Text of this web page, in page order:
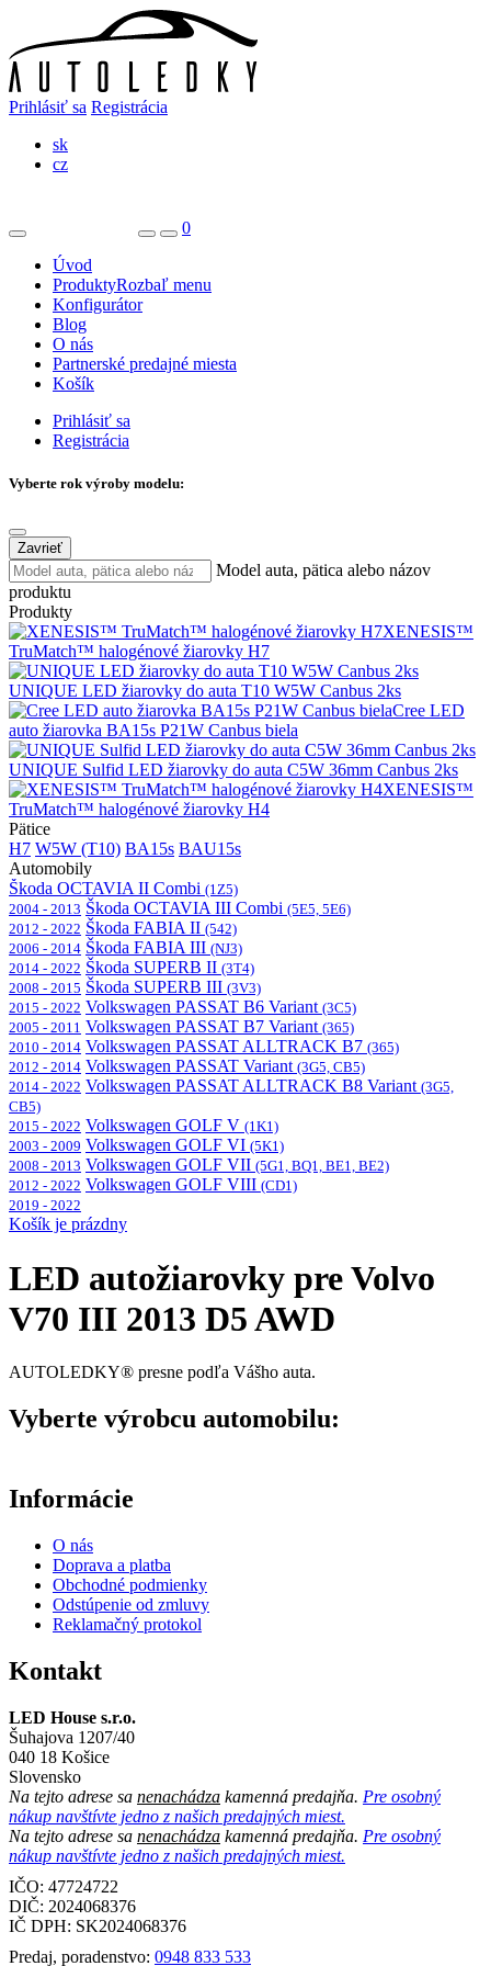
Prihlásiť sa Registrácia
sk
cz
0
Úvod
ProduktyRozbaľ menu
Konfigurátor
Blog
O nás
Partnerské predajné miesta
Košík
Prihlásiť sa
Registrácia
Vyberte rok výroby modelu:
Zavrieť
Model auta, pätica alebo názov
produktu
Produkty
XENESIS™
TruMatch™ halogénové žiarovky H7
UNIQUE LED žiarovky do auta T10 W5W Canbus 2ks
Cree LED
auto žiarovka BA15s P21W Canbus biela
UNIQUE Sulfid LED žiarovky do auta C5W 36mm Canbus 2ks
XENESIS™
TruMatch™ halogénové žiarovky H4
Pätice
H7 W5W (T10) BA15s BAU15s
Automobily
Škoda OCTAVIA II Combi (1Z5)
2004 - 2013 Škoda OCTAVIA III Combi (5E5, 5E6)
2012 - 2022 Škoda FABIA II (542)
2006 - 2014 Škoda FABIA III (NJ3)
2014 - 2022 Škoda SUPERB II (3T4)
2008 - 2015 Škoda SUPERB III (3V3)
2015 - 2022 Volkswagen PASSAT B6 Variant (3C5)
2005 - 2011 Volkswagen PASSAT B7 Variant (365)
2010 - 2014 Volkswagen PASSAT ALLTRACK B7 (365)
2012 - 2014 Volkswagen PASSAT Variant (3G5, CB5)
2014 - 2022 Volkswagen PASSAT ALLTRACK B8 Variant (3G5,
CB5)
2015 - 2022 Volkswagen GOLF V (1K1)
2003 - 2009 Volkswagen GOLF VI (5K1)
2008 - 2013 Volkswagen GOLF VII (5G1, BQ1, BE1, BE2)
2012 - 2022 Volkswagen GOLF VIII (CD1)
2019 - 2022
Košík je prázdny
LED autožiarovky pre Volvo
V70 III 2013 D5 AWD
AUTOLEDKY® presne podľa Vášho auta.
Vyberte výrobcu automobilu:
Informácie
O nás
Doprava a platba
Obchodné podmienky
Odstúpenie od zmluvy
Reklamačný protokol
Kontakt
LED House s.r.o.
Šuhajova 1207/40
040 18 Košice
Slovensko
Na tejto adrese sa nenachádza kamenná predajňa. Pre osobný
nákup navštívte jedno z našich predajných miest.
Na tejto adrese sa nenachádza kamenná predajňa. Pre osobný
nákup navštívte jedno z našich predajných miest.
IČO: 47724722
DIČ: 2024068376
IČ DPH: SK2024068376
Predaj, poradenstvo: 0948 833 533